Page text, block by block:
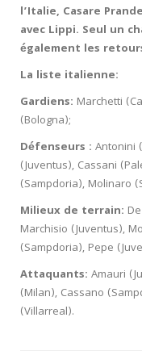
l’Italie, Casare
avec Lippi. Seul un
également les
La liste italienne:
Gardiens: Marchetti
(Bologna);
Défenseurs : Antonini
(Juventus), Cassani
(Sampdoria), Molinaro
Milieux de terrain:
Marchisio (Juventus),
(Sampdoria), Pepe
Attaquants: Amauri
(Milan), Cassano
(Villarreal).